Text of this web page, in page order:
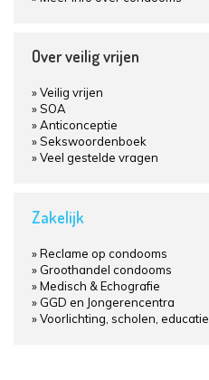
Over veilig vrijen
Veilig vrijen
SOA
Anticonceptie
Sekswoordenboek
Veel gestelde vragen
Zakelijk
Reclame op condooms
Groothandel condooms
Medisch & Echografie
GGD en Jongerencentra
Voorlichting, scholen, educatie